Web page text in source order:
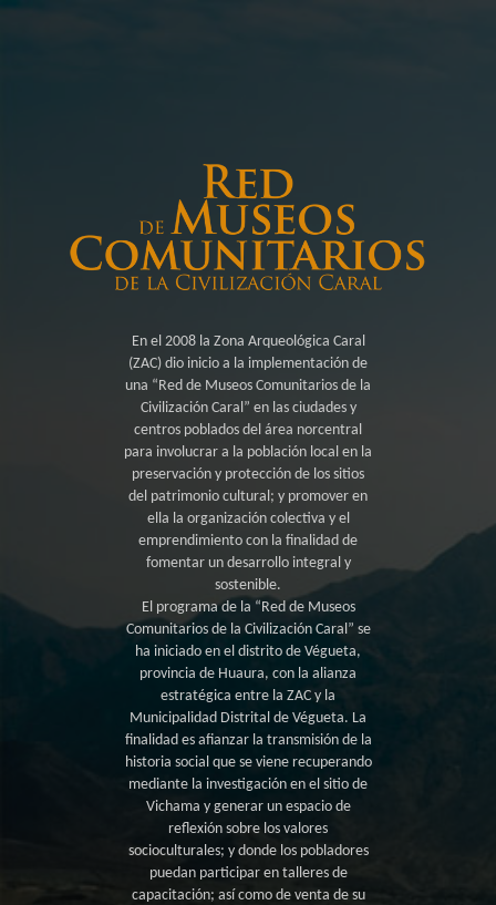
En el 2008 la Zona Arqueológica Caral
(ZAC) dio inicio a la implementación de
una “Red de Museos Comunitarios de la
Civilización Caral” en las ciudades y
centros poblados del área norcentral
para involucrar a la población local en la
preservación y protección de los sitios
del patrimonio cultural; y promover en
ella la organización colectiva y el
emprendimiento con la finalidad de
fomentar un desarrollo integral y
sostenible.
El programa de la “Red de Museos
Comunitarios de la Civilización Caral” se
ha iniciado en el distrito de Végueta,
provincia de Huaura, con la alianza
estratégica entre la ZAC y la
Municipalidad Distrital de Végueta. La
finalidad es afianzar la transmisión de la
historia social que se viene recuperando
mediante la investigación en el sitio de
Vichama y generar un espacio de
reflexión sobre los valores
socioculturales; y donde los pobladores
puedan participar en talleres de
capacitación; así como de venta de su